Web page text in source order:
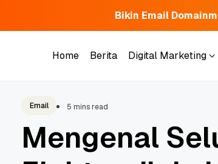
Bikin Email
Home
Berita
Digital Marketing
Email 5 mins read
Mengenal